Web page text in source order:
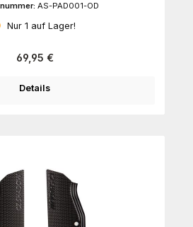
AS-PAD001-OD
Nur 1 auf Lager!
Regulärer Preis:
69,95 €
Details